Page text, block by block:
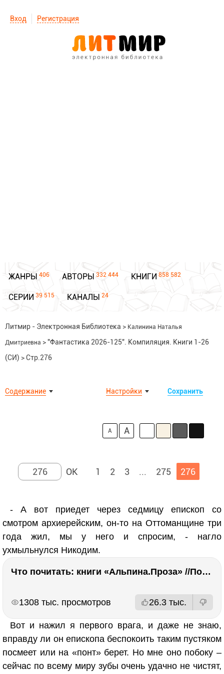
Вход Регистрация
ЖАНРЫ 406 АВТОРЫ 332 444 КНИГИ 858 582
СЕРИИ 39 515 КАНАЛЫ 24
Литмир - Электронная Библиотека > Калинина Наталья
Дмитриевна >"Фантастика 2026-125". Компиляция. Книги 1-26
(СИ) >Стр.276
Содержание Сохранить
Настройки
A A
1 2 3 ... 275 276
- А вот приедет через седмицу епископ со
смотром архиерейским, он-то на Оттоманщине три
года жил, мы у него и спросим, - нагло
ухмыльнулся Никодим.
Что почитать: книги «Альпина.Проза» //Побяржина, Декабрев, Ронжина
1308 тыс. просмотров 26.3 тыс.
Вот и нажил я первого врага, и даже не знаю,
вправду ли он епископа беспокоить таким пустяком
посмеет или на «понт» берет. Но мне оно побоку –
сейчас по всему миру зубы очень удачно не чистят,